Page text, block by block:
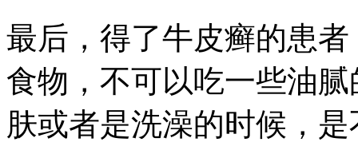
最后，得了牛皮癣的患
食物，不可以吃一些油
肤或者是洗澡的时候，